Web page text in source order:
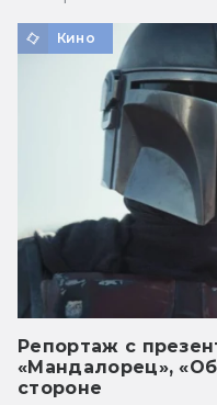
Кино
Репортаж с
«Мандалорец»,
стороне